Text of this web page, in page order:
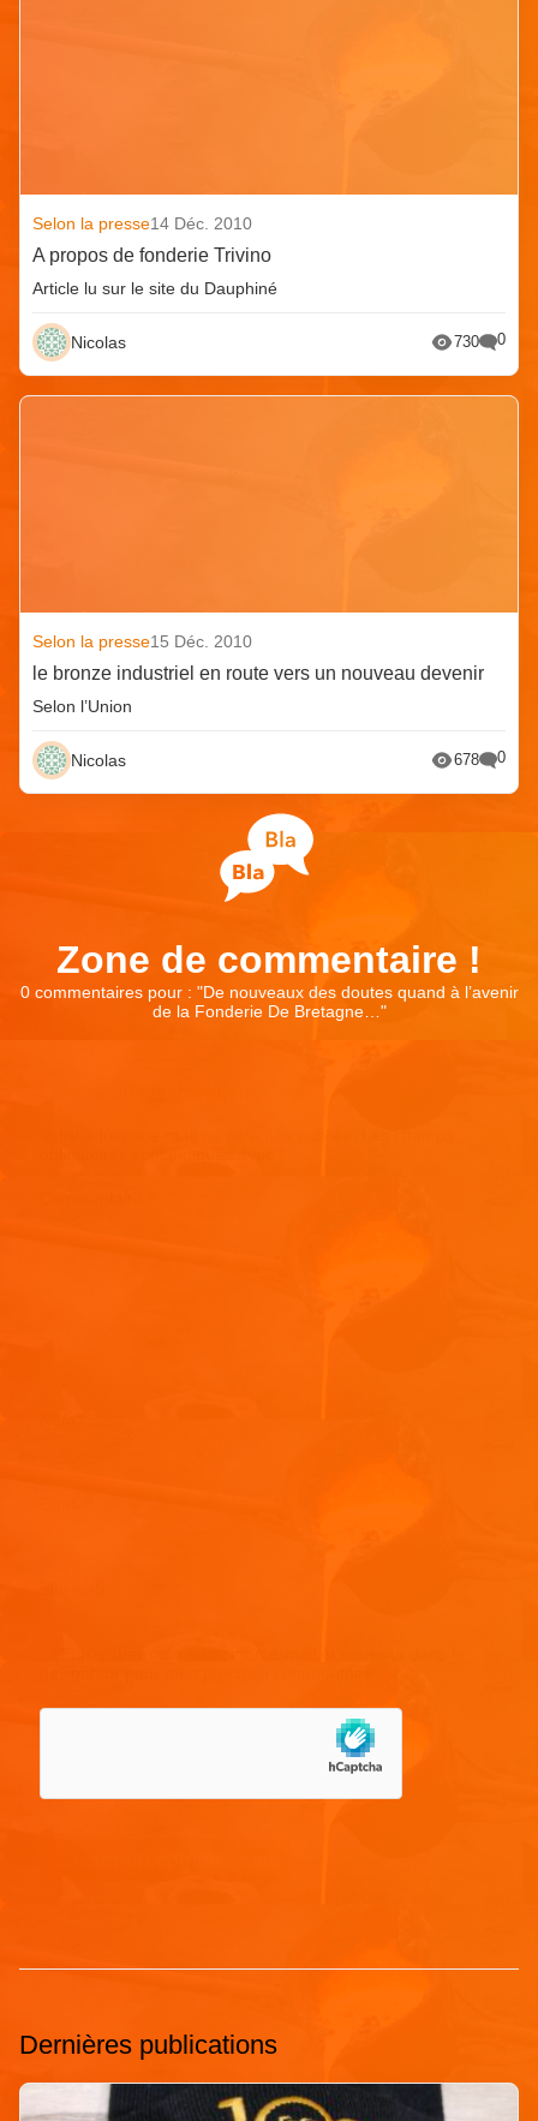
Selon la presse14 Déc. 2010
A propos de fonderie Trivino
Article lu sur le site du Dauphiné
Nicolas 730 0
Selon la presse15 Déc. 2010
le bronze industriel en route vers un nouveau devenir
Selon l’Union
Nicolas 678 0
Zone de commentaire !
0 commentaires pour : "De nouveaux des doutes quand à l’avenir
de la Fonderie De Bretagne… "
Dernières publications